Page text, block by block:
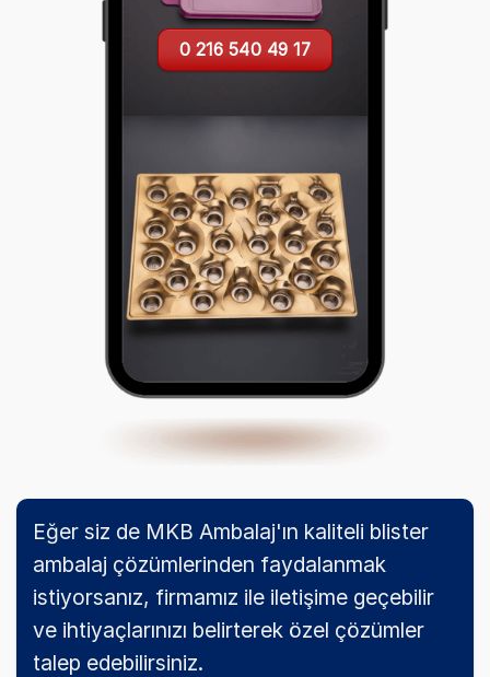
0 216 540 49 17
Eğer siz de MKB Ambalaj'ın kaliteli blister
ambalaj çözümlerinden faydalanmak
istiyorsanız, firmamız ile iletişime geçebilir
ve ihtiyaçlarınızı belirterek özel çözümler
talep edebilirsiniz.